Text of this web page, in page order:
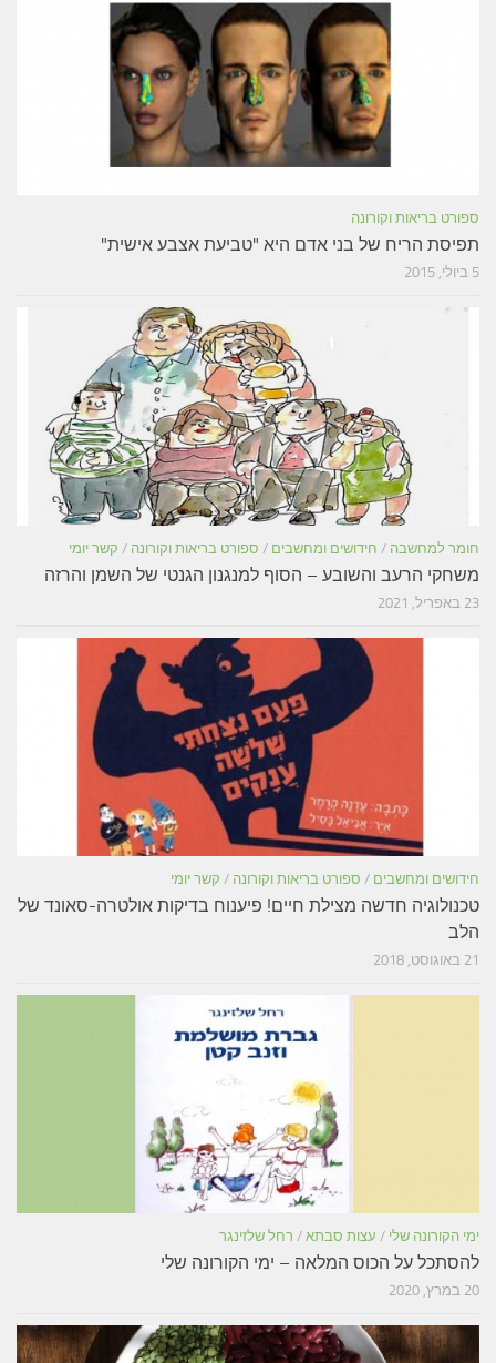
ספורט בריאות וקורונה
תפיסת הריח של בני אדם היא "טביעת אצבע אישית"
5 ביולי, 2015
חומר למחשבה / חידושים ומחשבים / ספורט בריאות וקורונה / קשר יומי
משחקי הרעב והשובע – הסוף למנגנון הגנטי של השמן והרזה
23 באפריל, 2021
חידושים ומחשבים / ספורט בריאות וקורונה / קשר יומי
טכנולוגיה חדשה מצילת חיים! פיענוח בדיקות אולטרה-סאונד של
הלב
21 באוגוסט, 2018
ימי הקורונה שלי / עצות סבתא / רחל שלזינגר
להסתכל על הכוס המלאה – ימי הקורונה שלי
20 במרץ, 2020